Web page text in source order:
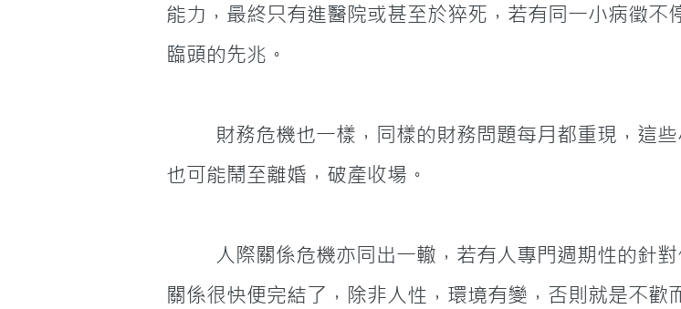
能力，最終只有進醫院或甚至於猝死，若有同一小病徵
臨頭的先兆。
也可能鬧至離婚，破產收場。
關係很快便完結了，除非人性，環境有變，否則就是不歡